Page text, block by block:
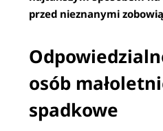
przed nieznanymi
osób
spadkowe